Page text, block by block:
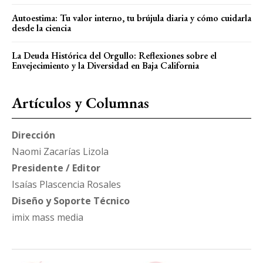
Autoestima: Tu valor interno, tu brújula diaria y cómo cuidarla
desde la ciencia
La Deuda Histórica del Orgullo: Reflexiones sobre el
Envejecimiento y la Diversidad en Baja California
Artículos y Columnas
Dirección
Naomi Zacarías Lizola
Presidente / Editor
Isaías Plascencia Rosales
Diseño y Soporte Técnico
imix mass media